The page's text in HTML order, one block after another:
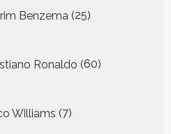
Benzema 25
producten
Ronaldo 60
producten
Williams 7
producten